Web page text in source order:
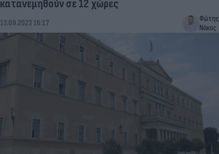
κατανεμηθούν σε 12 χώρες
13.09.2023 16:17
Φώτης
Νάκος